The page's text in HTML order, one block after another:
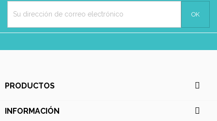
PRODUCTOS 
INFORMACIÓN 